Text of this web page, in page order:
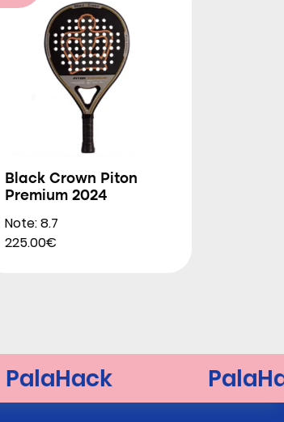
Black Crown Piton
Premium 2024
Note: 8.7
225.00€